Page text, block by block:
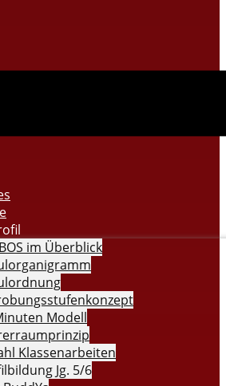
im Überblick
Modell
Klassenarbeiten
Jg. 5/6